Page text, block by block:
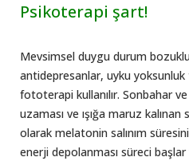
Psikoterapi şart!
Mevsimsel duygu durum
antidepresanlar, uyku
fototerapi kullanılır. Sonbahar ve
uzaması ve ışığa maruz kalınan
olarak melatonin salınım
enerji depolanması süreci